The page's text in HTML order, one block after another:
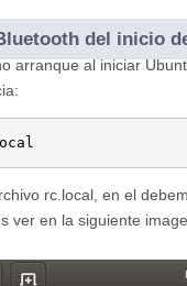
del inicio
arranque al iniciar
rc.local, en el
ver en la siguiente